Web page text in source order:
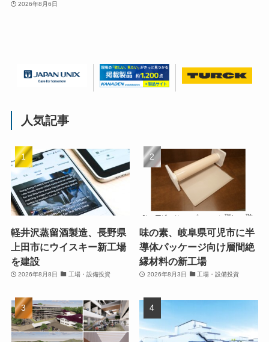
2026年8月6日
人気記事
軽井沢蒸留酒製造、長野県
上田市にウイスキー新工場
を建設
2026年8月8日 工場・設備投資
味の素、岐阜県可児市に半
導体パッケージ向け層間絶
縁材料の新工場
2026年8月3日 工場・設備投資